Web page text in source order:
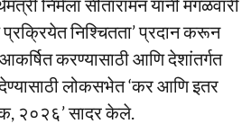
निर्मला सीतारामन यांनी मंगळवारी
निश्चितता’ प्रदान करून
करण्यासाठी आणि देशांतर्गत
देण्यासाठी लोकसभेत ‘कर आणि इतर
२०२६’ सादर केले.